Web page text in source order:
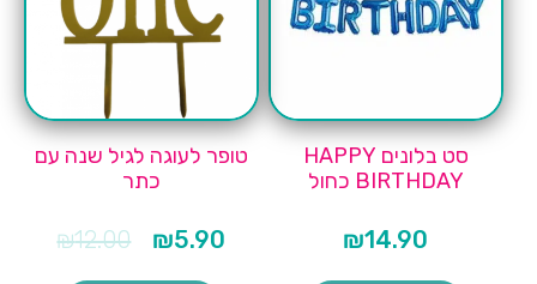
סט בלונים HAPPY
BIRTHDAY כחול
₪14.90
טופר לעוגה לגיל שנה עם
כתר
₪12.00
המחיר
המקורי
₪5.90